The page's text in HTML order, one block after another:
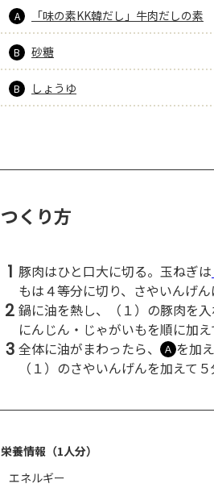
もっと見る
A 「味の素KK韓だし」牛肉だしの素
B 砂糖
B しょうゆ
つくり方
1 豚肉はひと口大に切る。玉ねぎは
もは４等分に切り、さやいんげん
2 鍋に油を熱し、（１）の豚肉を
にんじん・じゃがいもを順に加え
3 全体に油がまわったら、 Ａ を加
（１）のさやいんげんを加えて５
栄養情報（1人分）
エネルギー